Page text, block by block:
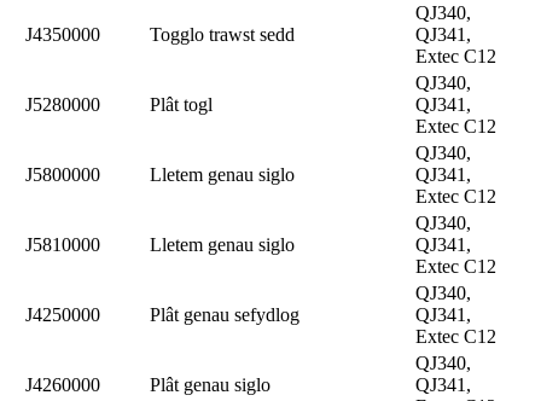
J4350000 Togglo trawst sedd
QJ340,
QJ341,
Extec C12
J5280000 Plât togl
QJ340,
QJ341,
Extec C12
J5800000 Lletem genau siglo
QJ340,
QJ341,
Extec C12
J5810000 Lletem genau siglo
QJ340,
QJ341,
Extec C12
J4250000 Plât genau sefydlog
QJ340,
QJ341,
Extec C12
J4260000 Plât genau siglo
QJ340,
QJ341,